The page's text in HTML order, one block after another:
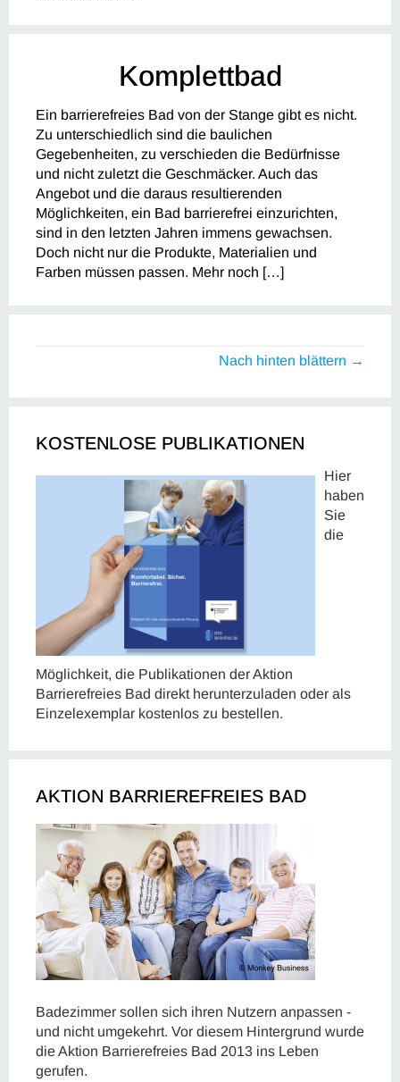
Komplettbad
Ein barrierefreies Bad von der Stange gibt es nicht.
Zu unterschiedlich sind die baulichen
Gegebenheiten, zu verschieden die Bedürfnisse
und nicht zuletzt die Geschmäcker. Auch das
Angebot und die daraus resultierenden
Möglichkeiten, ein Bad barrierefrei einzurichten,
sind in den letzten Jahren immens gewachsen.
Doch nicht nur die Produkte, Materialien und
Farben müssen passen. Mehr noch […]
Nach hinten blättern →
KOSTENLOSE PUBLIKATIONEN
Hier
haben
Sie
die
Möglichkeit, die Publikationen der Aktion
Barrierefreies Bad direkt herunterzuladen oder als
Einzelexemplar kostenlos zu bestellen.
AKTION BARRIEREFREIES BAD
Badezimmer sollen sich ihren Nutzern anpassen -
und nicht umgekehrt. Vor diesem Hintergrund wurde
die Aktion Barrierefreies Bad 2013 ins Leben
gerufen.